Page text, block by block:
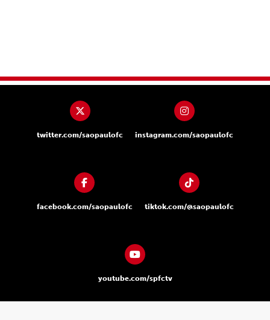
twitter.com/saopaulofc instagram.com/saopaulofc
facebook.com/saopaulofc tiktok.com/@saopaulofc
youtube.com/spfctv